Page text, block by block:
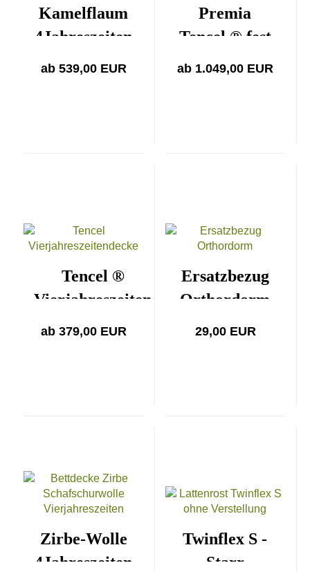
Kamelflaum
4Jahreszeiten
ab 539,00 EUR
Premia
Tencel ® fest
auch für
ab 1.049,00 EUR
Tencel ®
Vierjahreszeiten
ab 379,00 EUR
Ersatzbezug
Orthordorm
29,00 EUR
Zirbe-Wolle
4Jahreszeiten
Twinflex S -
Starr